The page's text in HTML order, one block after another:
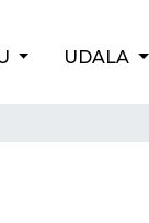
UDALA